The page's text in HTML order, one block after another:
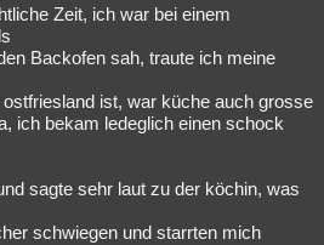
Zeit, ich war bei einem
Backofen sah, traute ich meine
ist, war küche auch grosse
ich bekam ledeglich einen schock
sagte sehr laut zu der köchin, was
schwiegen und starrten mich